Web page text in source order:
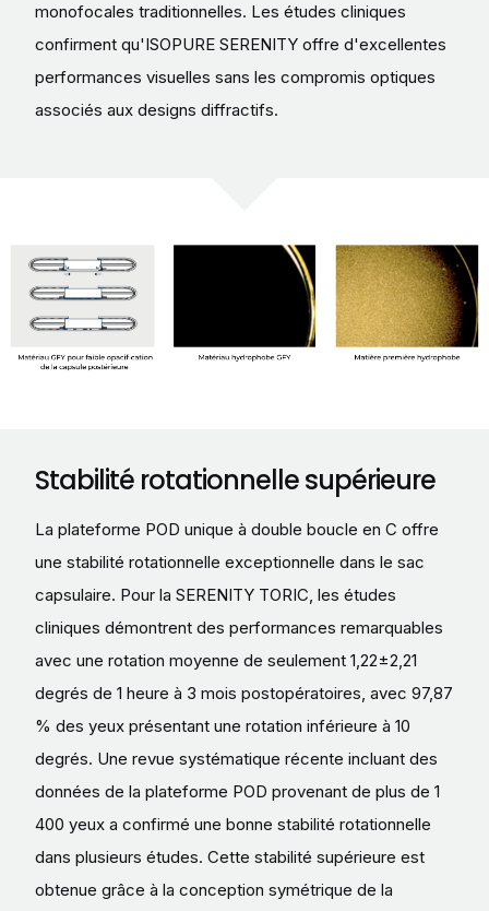
monofocales traditionnelles. Les études cliniques
confirment qu'ISOPURE SERENITY offre d'excellentes
performances visuelles sans les compromis optiques
associés aux designs diffractifs.
Stabilité rotationnelle supérieure
La plateforme POD unique à double boucle en C offre
une stabilité rotationnelle exceptionnelle dans le sac
capsulaire. Pour la SERENITY TORIC, les études
cliniques démontrent des performances remarquables
avec une rotation moyenne de seulement 1,22±2,21
degrés de 1 heure à 3 mois postopératoires, avec 97,87
% des yeux présentant une rotation inférieure à 10
degrés. Une revue systématique récente incluant des
données de la plateforme POD provenant de plus de 1
400 yeux a confirmé une bonne stabilité rotationnelle
dans plusieurs études. Cette stabilité supérieure est
obtenue grâce à la conception symétrique de la